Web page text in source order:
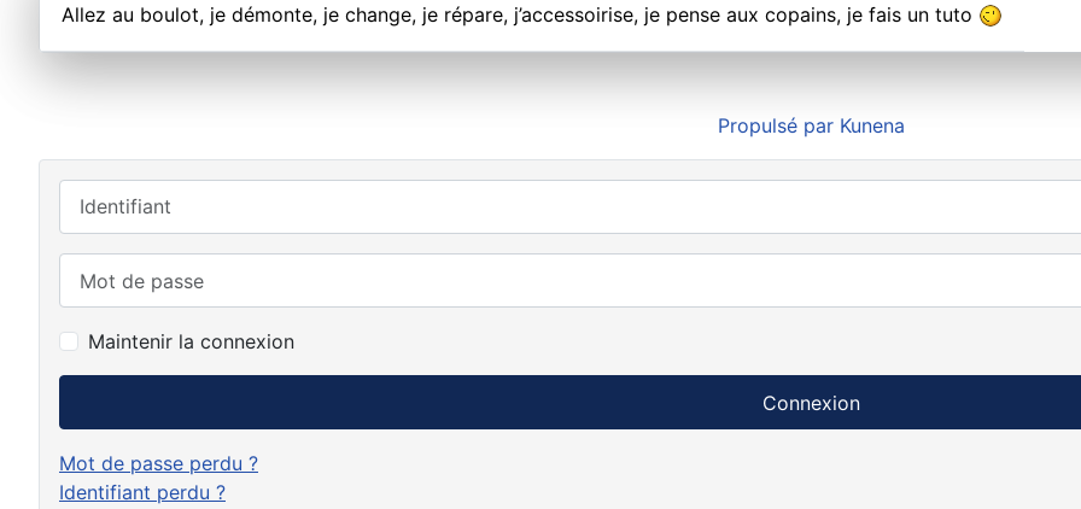
Allez au boulot, je démonte, je change, je répare, j’accessoirise, je pense aux copains, je fais un tuto
Propulsé par Kunena
Maintenir la connexion
Connexion
Mot de passe perdu ?
Identifiant perdu ?